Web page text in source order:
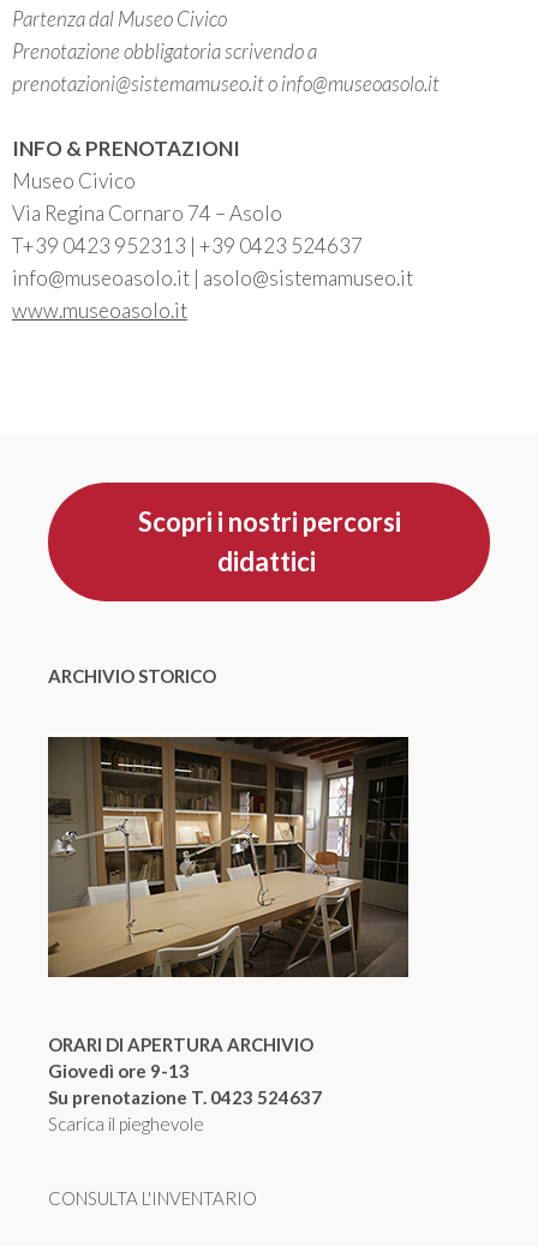
Partenza dal Museo Civico
Prenotazione obbligatoria scrivendo a
prenotazioni@sistemamuseo.it o info@museoasolo.it
INFO & PRENOTAZIONI
Museo Civico
Via Regina Cornaro 74 – Asolo
T+39 0423 952313 | +39 0423 524637
info@museoasolo.it | asolo@sistemamuseo.it
www.museoasolo.it
Scopri i nostri percorsi
didattici
ARCHIVIO STORICO
ORARI DI APERTURA ARCHIVIO
Giovedì ore 9-13
Su prenotazione T. 0423 524637
Scarica il pieghevole
CONSULTA L'INVENTARIO